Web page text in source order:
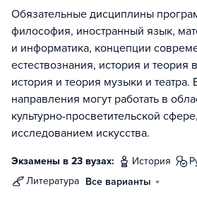
Обязательные дисциплины
философия, иностранный язык,
и информатика, концепции
естествознания, история и теория
история и теория музыки и театра.
направления могут работать в
культурно-просветительской
исследованием искусства.
Экзамены в 23 вузах: история
литература Все варианты